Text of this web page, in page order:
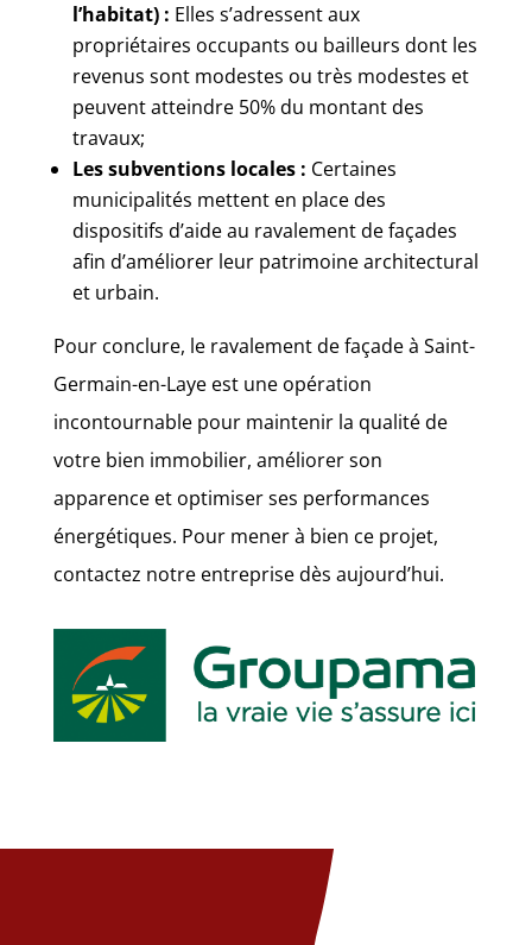
l’habitat) : Elles s’adressent aux
propriétaires occupants ou bailleurs dont les
revenus sont modestes ou très modestes et
peuvent atteindre 50% du montant des
travaux;
Les subventions locales : Certaines
municipalités mettent en place des
dispositifs d’aide au ravalement de façades
afin d’améliorer leur patrimoine architectural
et urbain.
Pour conclure, le ravalement de façade à Saint-
Germain-en-Laye est une opération
incontournable pour maintenir la qualité de
votre bien immobilier, améliorer son
apparence et optimiser ses performances
énergétiques. Pour mener à bien ce projet,
contactez notre entreprise dès aujourd’hui.